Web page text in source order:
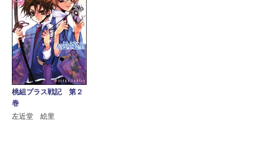
桃組プラス戦記 第２
巻
左近堂 絵里